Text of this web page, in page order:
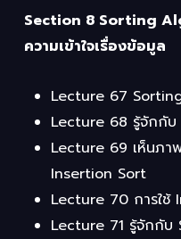
Section 8 Sorting
ความเข้าใจเรื่องข้อมูล
Lecture 67
Lecture 68 รู้จักกั
Lecture 69 เห็นภา
Insertion Sort
Lecture 70 การใช้
Lecture 71 รู้จักกับ